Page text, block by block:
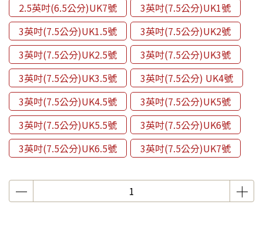
2.5英吋(6.5公分)UK7號
3英吋(7.5公分)UK1號
3英吋(7.5公分)UK1.5號
3英吋(7.5公分)UK2號
3英吋(7.5公分)UK2.5號
3英吋(7.5公分)UK3號
3英吋(7.5公分)UK3.5號
3英吋(7.5公分) UK4號
3英吋(7.5公分)UK4.5號
3英吋(7.5公分)UK5號
3英吋(7.5公分)UK5.5號
3英吋(7.5公分)UK6號
3英吋(7.5公分)UK6.5號
3英吋(7.5公分)UK7號